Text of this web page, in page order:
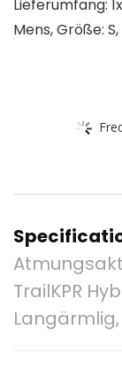
Lieferumfang:
Mens, Größe:
TrailKPR